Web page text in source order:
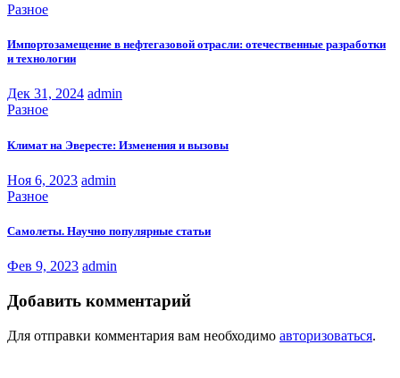
Разное
Импортозамещение в нефтегазовой отрасли: отечественные разработки
и технологии
Дек 31, 2024 admin
Разное
Климат на Эвересте: Изменения и вызовы
Ноя 6, 2023 admin
Разное
Самолеты. Научно популярные статьи
Фев 9, 2023 admin
Добавить комментарий
Для отправки комментария вам необходимо авторизоваться.